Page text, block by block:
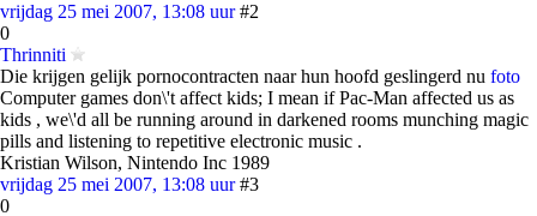
vrijdag 25 mei 2007, 13:08 uur #2
0
Thrinniti
Die krijgen gelijk pornocontracten naar hun hoofd geslingerd nu foto
Computer games don\'t affect kids; I mean if Pac-Man affected us as
kids , we\'d all be running around in darkened rooms munching magic
pills and listening to repetitive electronic music .
Kristian Wilson, Nintendo Inc 1989
vrijdag 25 mei 2007, 13:08 uur #3
0